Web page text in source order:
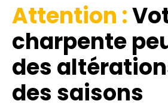
Attention :
charpente
des
des saisons